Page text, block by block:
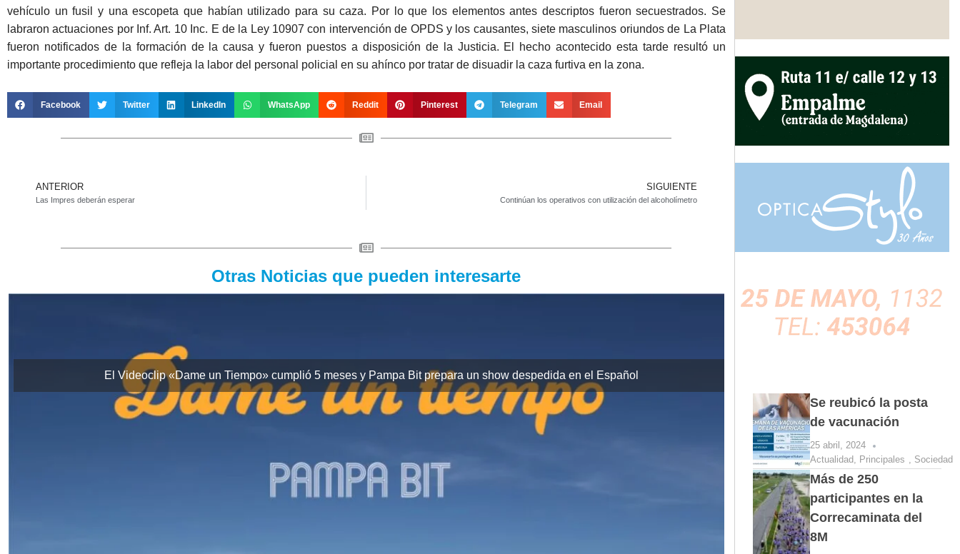
vehículo un fusil y una escopeta que habían utilizado para su caza. Por lo que los elementos antes descriptos fueron secuestrados. Se
labraron actuaciones por Inf. Art. 10 Inc. E de la Ley 10907 con intervención de OPDS y los causantes, siete masculinos oriundos de La Plata
fueron notificados de la formación de la causa y fueron puestos a disposición de la Justicia. El hecho acontecido esta tarde resultó un
importante procedimiento que refleja la labor del personal policial en su ahínco por tratar de disuadir la caza furtiva en la zona.
Facebook Twitter LinkedIn WhatsApp Reddit Pinterest Telegram Email
ANTERIOR
Las Impres deberán esperar
SIGUIENTE
Continúan los operativos con utilización del alcoholímetro
Otras Noticias que pueden interesarte
El Videoclip «Dame un Tiempo» cumplió 5 meses y Pampa Bit prepara un show despedida en el Español
Se reubicó la posta
de vacunación
25 abril, 2024
Actualidad, Principales , Sociedad
Más de 250
participantes en la
Correcaminata del
8M